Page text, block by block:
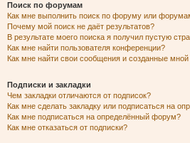
Поиск по форумам
Как мне выполнить поиск по форуму или
Почему мой поиск не даёт результатов?
В результате моего поиска я получил пустую
Как мне найти пользователя конференции?
Как мне найти свои сообщения и созданные
Подписки и закладки
Чем закладки отличаются от подписок?
Как мне сделать закладку или подписаться на
Как мне подписаться на определённый форум?
Как мне отказаться от подписки?